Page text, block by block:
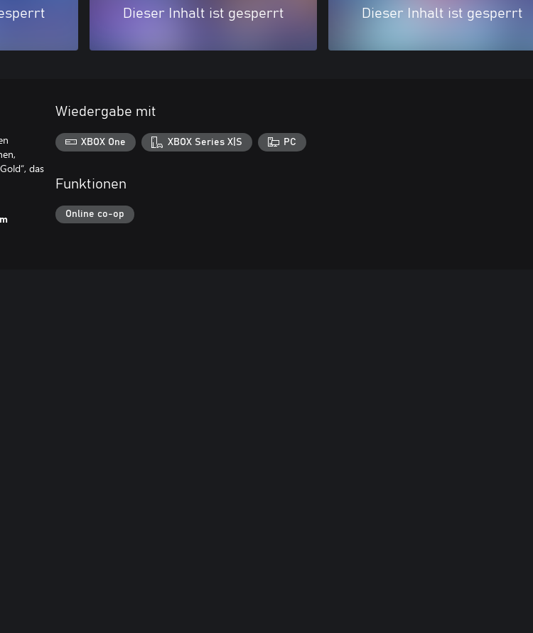
Dieser Inhalt ist gesperrt Dieser Inhalt ist gesperrt
das
Wiedergabe mit
XBOX One XBOX Series X|S PC
Funktionen
Online co-op